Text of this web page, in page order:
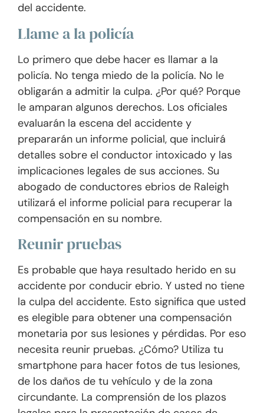
del accidente.
Llame a la policía
Lo primero que debe hacer es llamar a la
policía. No tenga miedo de la policía. No le
obligarán a admitir la culpa. ¿Por qué? Porque
le amparan algunos derechos. Los oficiales
evaluarán la escena del accidente y
prepararán un informe policial, que incluirá
detalles sobre el conductor intoxicado y las
implicaciones legales de sus acciones. Su
abogado de conductores ebrios de Raleigh
utilizará el informe policial para recuperar la
compensación en su nombre.
Reunir pruebas
Es probable que haya resultado herido en su
accidente por conducir ebrio. Y usted no tiene
la culpa del accidente. Esto significa que usted
es elegible para obtener una compensación
monetaria por sus lesiones y pérdidas. Por eso
necesita reunir pruebas. ¿Cómo? Utiliza tu
smartphone para hacer fotos de tus lesiones,
de los daños de tu vehículo y de la zona
circundante. La comprensión de los plazos